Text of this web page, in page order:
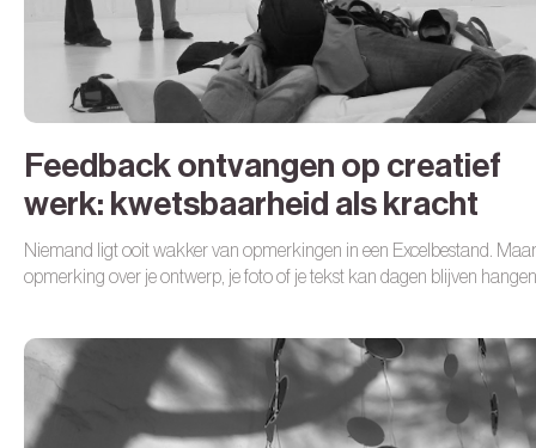
Feedback ontvangen op creatief
werk: kwetsbaarheid als kracht
Niemand ligt ooit wakker van opmerkingen in een Excelbestand.
opmerking over je ontwerp, je foto of je tekst kan dagen blijven